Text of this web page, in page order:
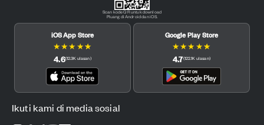
Scan kode QR untuk download
Pluang di Android dan iOS.
iOS App Store
★★★ ★★
4.6(12.3K ulasan)
Google Play Store
★★★ ★★
4.7(122.1K ulasan)
Ikuti kami di media sosial